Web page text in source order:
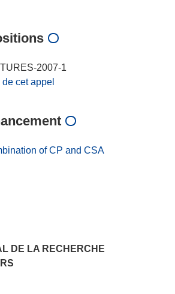
2007-1
cet appel
of CP and CSA
DE LA RECHERCHE